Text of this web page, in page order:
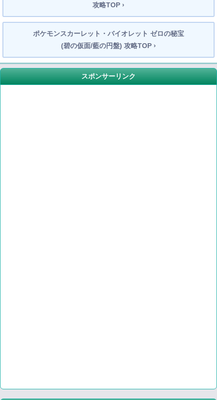
攻略TOP ›
ポケモンスカーレット・バイオレット ゼロの秘宝
(碧の仮面/藍の円盤) 攻略TOP ›
スポンサーリンク